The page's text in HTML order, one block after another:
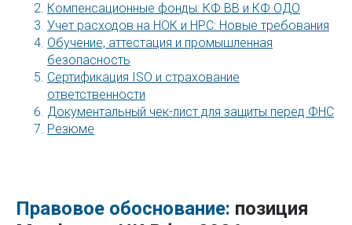
Компенсационные фонды: КФ ВВ и КФ ОДО
Учет расходов на НОК и НРС: Новые требования
Обучение, аттестация и промышленная
безопасность
Сертификация ISO и страхование
ответственности
Документальный чек-лист для защиты перед ФНС
Резюме
Правовое обоснование: позиция